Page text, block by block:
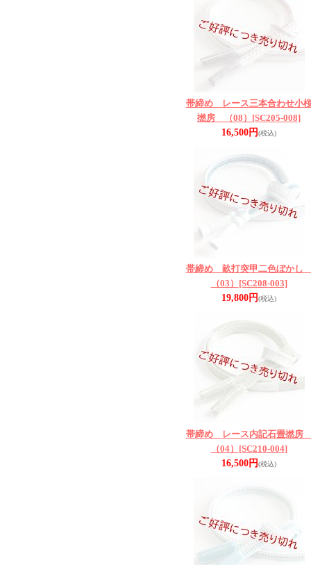
帯締め レース三本合わせ小
撚房 （08） [SC205-008]
16,500円(税込)
帯締め 畝打突甲二色ぼか
（03） [SC208-003]
19,800円(税込)
帯締め レース内記石畳撚
（04） [SC210-004]
16,500円(税込)